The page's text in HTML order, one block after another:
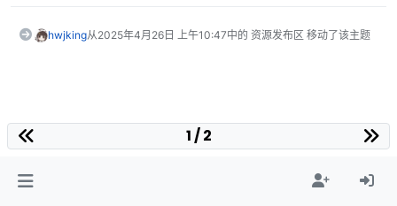
hwjking从2025年4月26日 上午10:47中的 资源发布区 移动了该主题
1 / 2